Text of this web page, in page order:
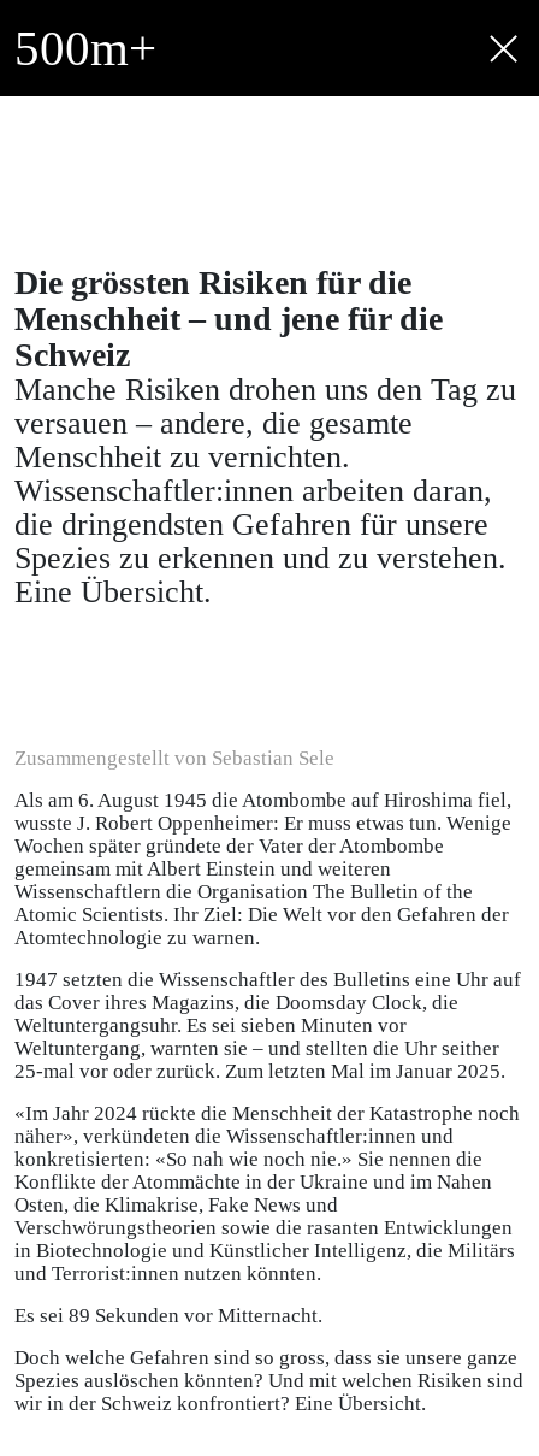
500m+
Die grössten Risiken für die
Menschheit – und jene für die
Schweiz
Manche Risiken drohen uns den Tag zu
versauen – andere, die gesamte
Menschheit zu vernichten.
Wissenschaftler:innen arbeiten daran,
die dringendsten Gefahren für unsere
Spezies zu erkennen und zu verstehen.
Eine Übersicht.
Zusammengestellt von Sebastian Sele
Als am 6. August 1945 die Atombombe auf Hiroshima fiel,
wusste J. Robert Oppenheimer: Er muss etwas tun. Wenige
Wochen später gründete der Vater der Atombombe
gemeinsam mit Albert Einstein und weiteren
Wissenschaftlern die Organisation The Bulletin of the
Atomic Scientists. Ihr Ziel: Die Welt vor den Gefahren der
Atomtechnologie zu warnen.
1947 setzten die Wissenschaftler des Bulletins eine Uhr auf
das Cover ihres Magazins, die Doomsday Clock, die
Weltuntergangsuhr. Es sei sieben Minuten vor
Weltuntergang, warnten sie – und stellten die Uhr seither
25-mal vor oder zurück. Zum letzten Mal im Januar 2025.
«Im Jahr 2024 rückte die Menschheit der Katastrophe noch
näher», verkündeten die Wissenschaftler:innen und
konkretisierten: «So nah wie noch nie.» Sie nennen die
Konflikte der Atommächte in der Ukraine und im Nahen
Osten, die Klimakrise, Fake News und
Verschwörungstheorien sowie die rasanten Entwicklungen
in Biotechnologie und Künstlicher Intelligenz, die Militärs
und Terrorist:innen nutzen könnten.
Es sei 89 Sekunden vor Mitternacht.
Doch welche Gefahren sind so gross, dass sie unsere ganze
Spezies auslöschen könnten? Und mit welchen Risiken sind
wir in der Schweiz konfrontiert? Eine Übersicht.